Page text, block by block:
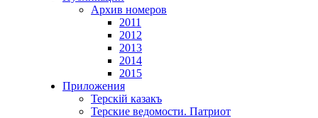
Архив номеров
2011
2012
2013
2014
2015
Приложения
Терскiй казакъ
Терские ведомости. Патриот